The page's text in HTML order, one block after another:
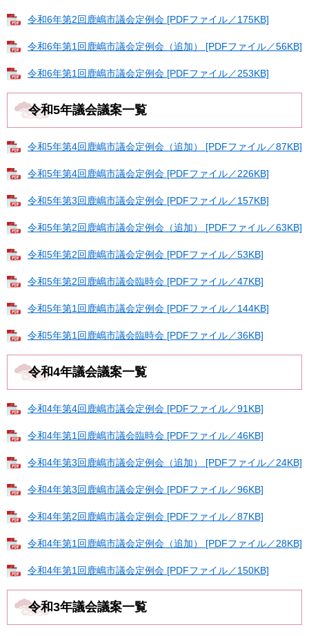
令和6年第2回鹿嶋市議会定例会 [PDFファイル／175KB]
令和6年第1回鹿嶋市議会定例会（追加） [PDFファイル／56KB]
令和6年第1回鹿嶋市議会定例会 [PDFファイル／253KB]
令和5年議会議案一覧
令和5年第4回鹿嶋市議会定例会（追加） [PDFファイル／87KB]
令和5年第4回鹿嶋市議会定例会 [PDFファイル／226KB]
令和5年第3回鹿嶋市議会定例会 [PDFファイル／157KB]
令和5年第2回鹿嶋市議会定例会（追加） [PDFファイル／63KB]
令和5年第2回鹿嶋市議会定例会 [PDFファイル／53KB]
令和5年第2回鹿嶋市議会臨時会 [PDFファイル／47KB]
令和5年第1回鹿嶋市議会定例会 [PDFファイル／144KB]
令和5年第1回鹿嶋市議会臨時会 [PDFファイル／36KB]
令和4年議会議案一覧
令和4年第4回鹿嶋市議会定例会 [PDFファイル／91KB]
令和4年第1回鹿嶋市議会臨時会 [PDFファイル／46KB]
令和4年第3回鹿嶋市議会定例会（追加） [PDFファイル／24KB]
令和4年第3回鹿嶋市議会定例会 [PDFファイル／96KB]
令和4年第2回鹿嶋市議会定例会 [PDFファイル／87KB]
令和4年第1回鹿嶋市議会定例会（追加） [PDFファイル／28KB]
令和4年第1回鹿嶋市議会定例会 [PDFファイル／150KB]
令和3年議会議案一覧